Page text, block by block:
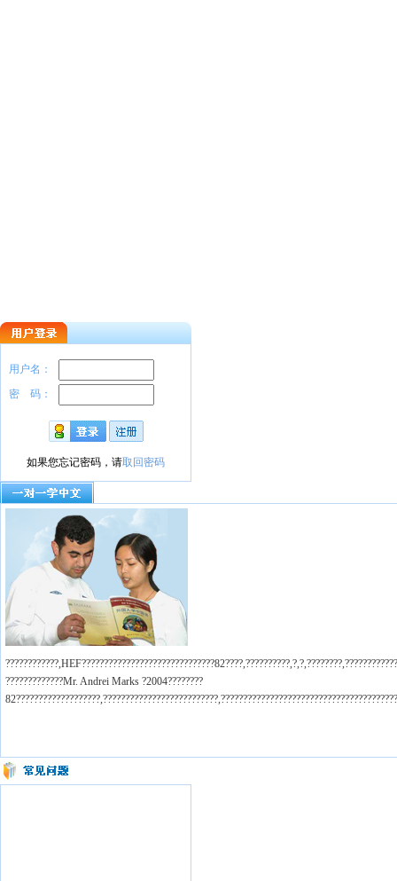
用户名：
密 码：
如果您忘记密码，请取回密码
?????????????Mr. Andrei Marks ?2004????????